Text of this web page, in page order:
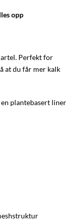
opp
Perfekt for
at du får mer kalk
plantebasert liner